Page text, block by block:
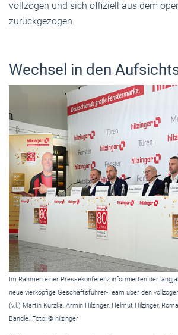
vollzogen und sich offiziell aus dem
zurückgezogen.
Wechsel in den
Im Rahmen einer Pressekonferenz informierten der
neue vierköpfige Geschäftsführer-Team über den
(v.l.) Martin Kurzka, Armin Hilzinger, Helmut Hilzinger,
Bandle. Foto: © hilzinger